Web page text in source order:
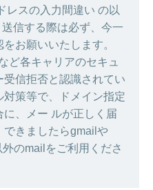
スの入力間違い の以
信する際は必ず、今一
お願いいたします。
ど各キャリアのセキュ
受信拒否と認識されてい
策等で、ドメイン指定
、メー ルが正しく届
できましたらgmailや
のmailをご利用くださ